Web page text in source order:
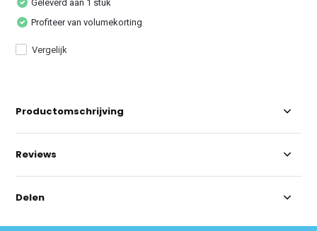
Geleverd aan 1 stuk
Profiteer van volumekorting
Vergelijk
Productomschrijving
Reviews
Delen